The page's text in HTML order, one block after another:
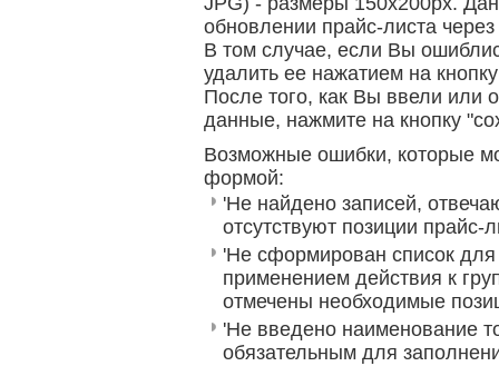
обновлении прайс-листа через
В том случае, если Вы
удалить ее нажатием на
После того, как Вы ввели или
данные, нажмите на кнопку
Возможные ошибки, которые
формой:
'Не найдено записей,
отсутствуют позиции
'Не сформирован список
применением действия к
отмечены необходимые
'Не введено наименование
обязательным для